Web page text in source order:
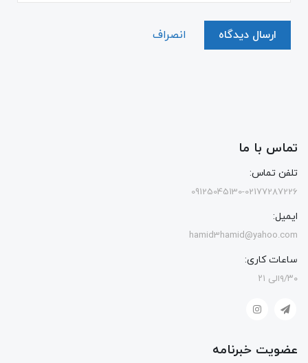
ارسال دیدگاه انصراف
تماس با ما
تلفن تماس:
09125045130-02177287226
ایمیل:
hamid3hamid@yahoo.com
ساعات کاری:
۹/۳۰الی ۲۱
عضویت خبرنامه